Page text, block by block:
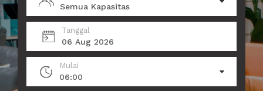
Semua Kapasitas
Tanggal
06 Aug 2026
Mulai
06:00